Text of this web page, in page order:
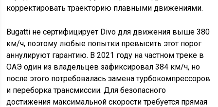
корректировать траекторию плавными движениями.
Bugatti не сертифицирует Divo для движения выше 380
км/ч, поэтому любые попытки превысить этот порог
аннулируют гарантию. В 2021 году на частном треке в
ОАЭ один из владельцев зафиксировал 384 км/ч, но
после этого потребовалась замена турбокомпрессоров
и переборка трансмиссии. Для безопасного
достижения максимальной скорости требуется прямая